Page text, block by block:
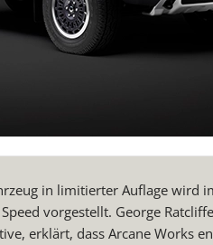
in limitierter Auflage wird
vorgestellt. George
erklärt, dass Arcane Works